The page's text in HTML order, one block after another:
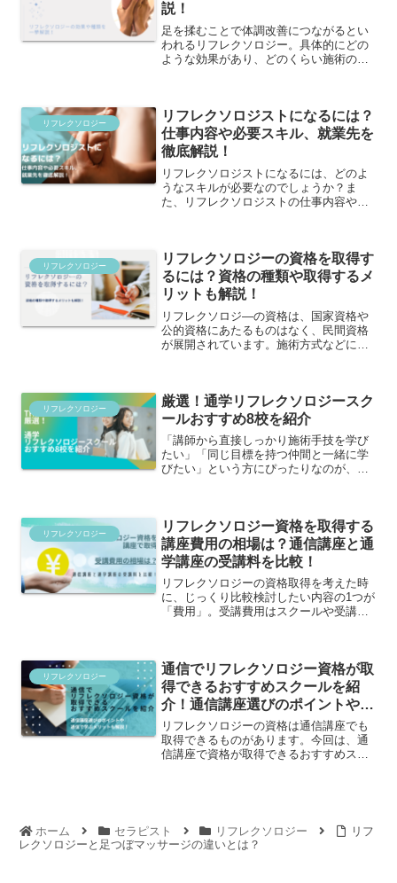
説！
足を揉むことで体調改善につながるとい
われるリフレクソロジー。具体的にどの
ような効果があり、どのくらい施術の種
ます！
リフレクソロジー
リフレクソロジストになるには？
仕事内容や必要スキル、就業先を
徹底解説！
リフレクソロジストになるには、どのよ
うなスキルが必要なのでしょうか？ま
た、リフレクソロジストの仕事内容や就
説。リフレクソロジーを仕...
リフレクソロジー
リフレクソロジーの資格を取得す
るには？資格の種類や取得するメ
リットも解説！
リフレクソロジ―の資格は、国家資格や
公的資格にあたるものはなく、民間資格
が展開されています。施術方式などによ
方法から代表的な資格の種類、さらに資
格を取得するメリットを詳しく解説しま
す。
リフレクソロジー
厳選！通学リフレクソロジースク
ールおすすめ8校を紹介
「講師から直接しっかり施術手技を学び
たい」「同じ目標を持つ仲間と一緒に学
びたい」という方にぴったりなのが、通
イントとともに、THERAPHILIAが厳選
するおすすめ通学リフレクソロジースク
ール8校を紹介します！
リフレクソロジー
リフレクソロジー資格を取得する
講座費用の相場は？通信講座と通
学講座の受講料を比較！
リフレクソロジーの資格取得を考えた時
に、じっくり比較検討したい内容の1つが
「費用」。受講費用はスクールや受講コ
の受講費用について詳しく紹介します。
リフレクソロジー
通信でリフレクソロジー資格が取
得できるおすすめスクールを紹
介！通信講座選びのポイントや通
信で学ぶメリットも解説します！
リフレクソロジーの資格は通信講座でも
取得できるものがあります。今回は、通
信講座で資格が取得できるおすすめスク
ホーム セラピスト リフレクソロジー
リフ
レクソロジーと足つぼマッサージの違いとは？